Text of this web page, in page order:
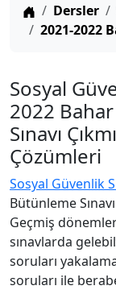
Anasayfa
Dersler
2021-2022
Sosyal
2022
Sınavı
Çözümleri
Sosyal Güvenlik
Bütünleme
Geçmiş
sınavlarda
soruları
soruları ile